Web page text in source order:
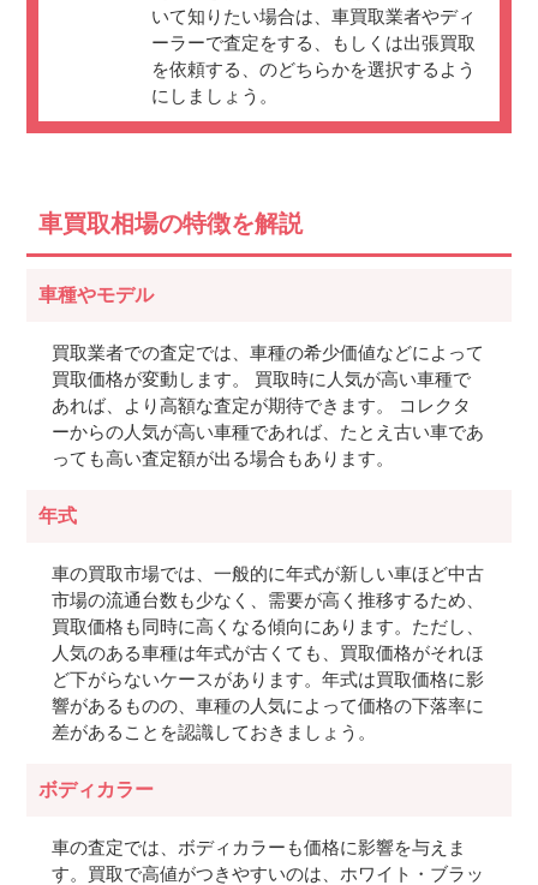
いて知りたい場合は、車買取業者やディ
ーラーで査定をする、もしくは出張買取
を依頼する、のどちらかを選択するよう
にしましょう。
車買取相場の特徴を解説
車種やモデル
買取業者での査定では、車種の希少価値などによって
買取価格が変動します。 買取時に人気が高い車種で
あれば、より高額な査定が期待できます。 コレクタ
ーからの人気が高い車種であれば、たとえ古い車であ
っても高い査定額が出る場合もあります。
年式
車の買取市場では、一般的に年式が新しい車ほど中古
市場の流通台数も少なく、需要が高く推移するため、
買取価格も同時に高くなる傾向にあります。ただし、
人気のある車種は年式が古くても、買取価格がそれほ
ど下がらないケースがあります。年式は買取価格に影
響があるものの、車種の人気によって価格の下落率に
差があることを認識しておきましょう。
ボディカラー
車の査定では、ボディカラーも価格に影響を与えま
す。買取で高値がつきやすいのは、ホワイト・ブラッ